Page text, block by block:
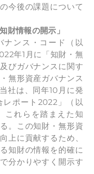
今後の課題について
財情報の開示」
ナンス・コード（以
年1月に「知財・無
びガバナンスに関す
無形資産ガバナンス
社は、同年10月に発
レポート2022」（以
これらを踏まえた知
。この知財・無形資
上に貢献するため、
知財の情報を的確に
分かりやすく開示す